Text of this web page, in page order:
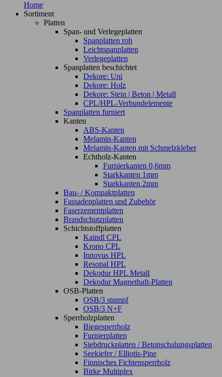
Home
Sortiment
Platten
Span- und Verlegeplatten
Spanplatten roh
Leichtspanplatten
Verlegeplatten
Spanplatten beschichtet
Dekore: Uni
Dekore: Holz
Dekore: Stein | Beton | Metall
CPL/HPL-Verbundelemente
Spanplatten furniert
Kanten
ABS-Kanten
Melamin-Kanten
Melamin-Kanten mit Schmelzkleber
Echtholz-Kanten
Furnierkanten 0,6mm
Starkkanten 1mm
Starkkanten 2mm
Bau- / Kompaktplatten
Fassadenplatten und Zubehör
Faserzementplatten
Brandschutzplatten
Schichtstoffplatten
Kaindl CPL
Krono CPL
Innovus HPL
Resopal HPL
Dekodur HPL Metall
Dekodur Magnethaft-Platten
OSB-Platten
OSB/3 stumpf
OSB/3 N+F
Sperrholzplatten
Biegesperrholz
Furnierplatten
Siebdruckplatten / Betonschalungsplatten
Seekiefer / Elliotis-Pine
Finnisches Fichtensperrholz
Birke Multiplex